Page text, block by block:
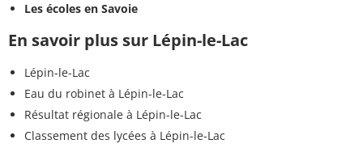
Les écoles en Savoie
En savoir plus sur Lépin-le-Lac
Lépin-le-Lac
Eau du robinet à Lépin-le-Lac
Résultat régionale à Lépin-le-Lac
Classement des lycées à Lépin-le-Lac